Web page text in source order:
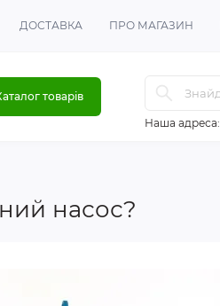
ДОСТАВКА ПРО МАГАЗИН
товарів
Наша адреса:
насос?